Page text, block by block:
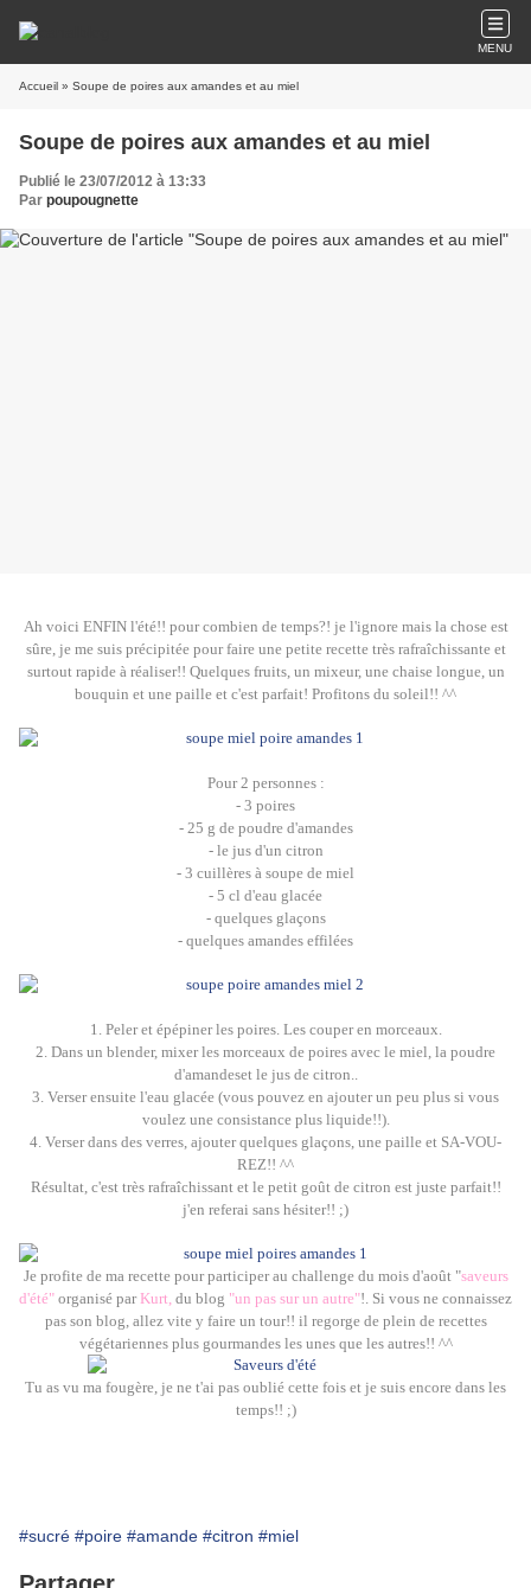
MENU
Accueil » Soupe de poires aux amandes et au miel
Soupe de poires aux amandes et au miel
Publié le 23/07/2012 à 13:33
Par poupougnette
Ah voici ENFIN l'été!! pour combien de temps?! je l'ignore mais la chose est
sûre, je me suis précipitée pour faire une petite recette très rafraîchissante et
surtout rapide à réaliser!! Quelques fruits, un mixeur, une chaise longue, un
bouquin et une paille et c'est parfait! Profitons du soleil!! ^^
Pour 2 personnes :
- 3 poires
- 25 g de poudre d'amandes
- le jus d'un citron
- 3 cuillères à soupe de miel
- 5 cl d'eau glacée
- quelques glaçons
- quelques amandes effilées
1. Peler et épépiner les poires. Les couper en morceaux.
2. Dans un blender, mixer les morceaux de poires avec le miel, la poudre
d'amandeset le jus de citron..
3. Verser ensuite l'eau glacée (vous pouvez en ajouter un peu plus si vous
voulez une consistance plus liquide!!).
4. Verser dans des verres, ajouter quelques glaçons, une paille et SA-VOU-
REZ!! ^^
Résultat, c'est très rafraîchissant et le petit goût de citron est juste parfait!!
j'en referai sans hésiter!! ;)
Je profite de ma recette pour participer au challenge du mois d'août "saveurs
d'été" organisé parKurt, du blog "un pas sur un autre"!. Si vous ne connaissez
pas son blog, allez vite y faire un tour!! il regorge de plein de recettes
végétariennes plus gourmandes les unes que les autres!! ^^
Tu as vu ma fougère, je ne t'ai pas oublié cette fois et je suis encore dans les
temps!! ;)
#sucré #poire #amande #citron #miel